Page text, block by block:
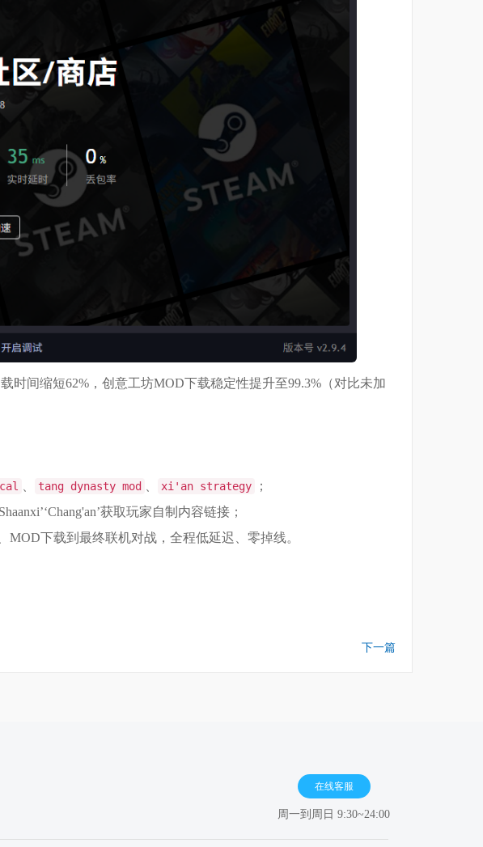
时间缩短62%，创意工坊MOD下载稳定性提升至99.3%（对比未加
tang dynasty mod xi'an strategy
；
获取玩家自制内容链接；
下载到最终联机对战，全程低延迟、零掉线。
下一篇
在线客服
周一到周日 9:30~24:00